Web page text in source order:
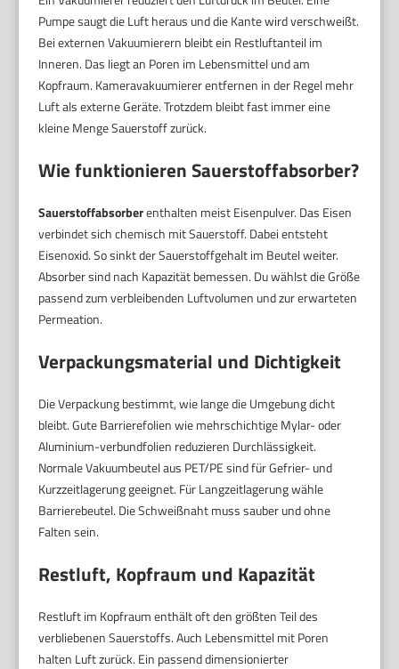
Pumpe saugt die Luft heraus und die Kante wird verschweißt.
Bei externen Vakuumierern bleibt ein Restluftanteil im
Inneren. Das liegt an Poren im Lebensmittel und am
Kopfraum. Kameravakuumierer entfernen in der Regel mehr
Luft als externe Geräte. Trotzdem bleibt fast immer eine
kleine Menge Sauerstoff zurück.
Wie funktionieren Sauerstoffabsorber?
Sauerstoffabsorberenthalten meist Eisenpulver. Das Eisen
verbindet sich chemisch mit Sauerstoff. Dabei entsteht
Eisenoxid. So sinkt der Sauerstoffgehalt im Beutel weiter.
Absorber sind nach Kapazität bemessen. Du wählst die Größe
passend zum verbleibenden Luftvolumen und zur erwarteten
Permeation.
Verpackungsmaterial und Dichtigkeit
Die Verpackung bestimmt, wie lange die Umgebung dicht
bleibt. Gute Barrierefolien wie mehrschichtige Mylar- oder
Aluminium-verbundfolien reduzieren Durchlässigkeit.
Normale Vakuumbeutel aus PET/PE sind für Gefrier- und
Kurzzeitlagerung geeignet. Für Langzeitlagerung wähle
Barrierebeutel. Die Schweißnaht muss sauber und ohne
Falten sein.
Restluft, Kopfraum und Kapazität
Restluft im Kopfraum enthält oft den größten Teil des
verbliebenen Sauerstoffs. Auch Lebensmittel mit Poren
halten Luft zurück. Ein passend dimensionierter